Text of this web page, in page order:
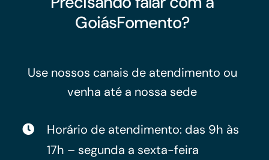
GoiásFomento?
Use nossos canais de atendimento ou
venha até a nossa sede
Horário de atendimento: das 9h às
17h – segunda a sexta-feira